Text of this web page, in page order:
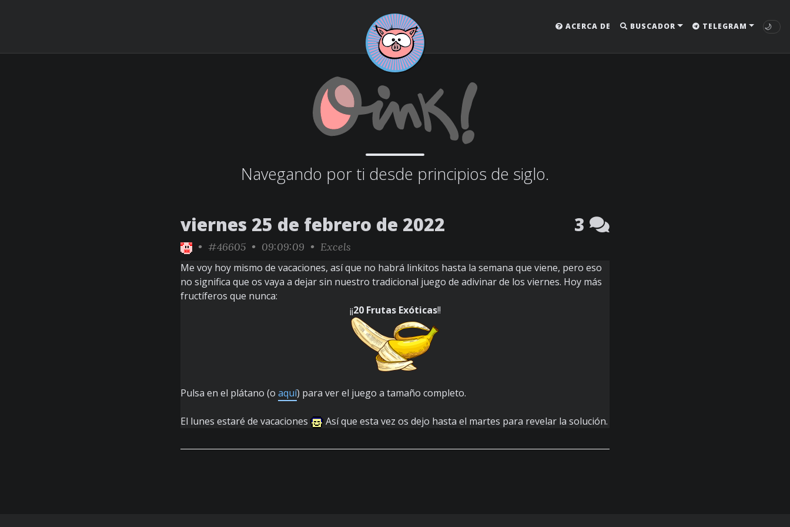
ACERCA DE BUSCADOR TELEGRAM 🌙
Navegando por ti desde principios de siglo.
viernes 25 de febrero de 2022 3
• #46605 • 09:09:09 • Excels
Me voy hoy mismo de vacaciones, así que no habrá linkitos hasta la semana que viene, pero eso
no significa que os vaya a dejar sin nuestro tradicional juego de adivinar de los viernes. Hoy más
fructíferos que nunca:
¡¡20 Frutas Exóticas!!
Pulsa en el plátano (o aquí) para ver el juego a tamaño completo.
El lunes estaré de vacaciones Así que esta vez os dejo hasta el martes para revelar la solución.